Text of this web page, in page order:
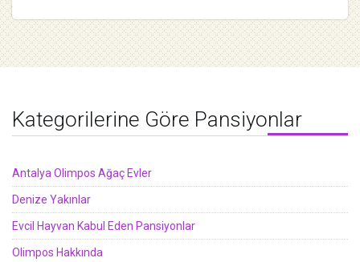
Kategorilerine Göre Pansiyonlar
Antalya Olimpos Ağaç Evler
Denize Yakınlar
Evcil Hayvan Kabul Eden Pansiyonlar
Olimpos Hakkında